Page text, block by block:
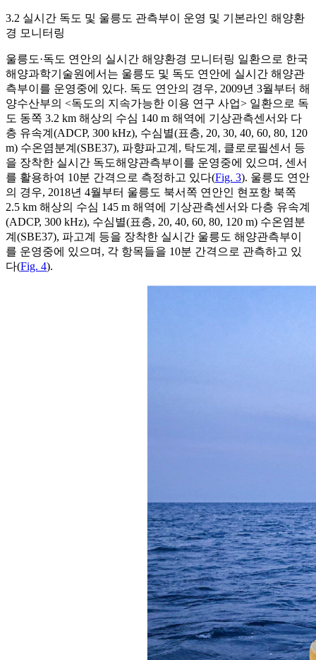
3.2 실시간 독도 및 울릉도 관측부이 운영 및 기본라인 해양환
경 모니터링
울릉도·독도 연안의 실시간 해양환경 모니터링 일환으로 한국
해양과학기술원에서는 울릉도 및 독도 연안에 실시간 해양관
측부이를 운영중에 있다. 독도 연안의 경우, 2009년 3월부터 해
양수산부의 <독도의 지속가능한 이용 연구 사업> 일환으로 독
도 동쪽 3.2 km 해상의 수심 140 m 해역에 기상관측센서와 다
층 유속계(ADCP, 300 kHz), 수심별(표층, 20, 30, 40, 60, 80, 120
m) 수온염분계(SBE37), 파향파고계, 탁도계, 클로로필센서 등
을 장착한 실시간 독도해양관측부이를 운영중에 있으며, 센서
를 활용하여 10분 간격으로 측정하고 있다(Fig. 3). 울릉도 연안
의 경우, 2018년 4월부터 울릉도 북서쪽 연안인 현포항 북쪽
2.5 km 해상의 수심 145 m 해역에 기상관측센서와 다층 유속계
(ADCP, 300 kHz), 수심별(표층, 20, 40, 60, 80, 120 m) 수온염분
계(SBE37), 파고계 등을 장착한 실시간 울릉도 해양관측부이
를 운영중에 있으며, 각 항목들을 10분 간격으로 관측하고 있
다(Fig. 4).